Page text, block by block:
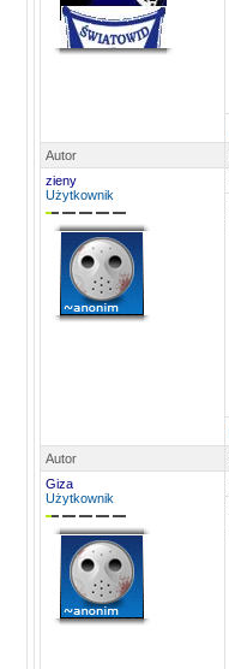
Autor
zieny
Użytkownik
Autor
Giza
Użytkownik